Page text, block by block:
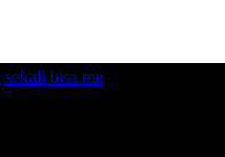
bisa me